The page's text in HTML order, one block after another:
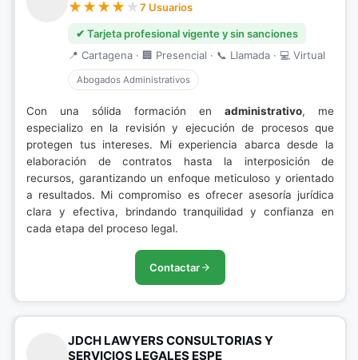
7 Usuarios
✔ Tarjeta profesional vigente y sin sanciones
📍 Cartagena · 🏢 Presencial · 📞 Llamada · 💻 Virtual
Abogados Administrativos
Con una sólida formación en administrativo, me
especializo en la revisión y ejecución de procesos que
protegen tus intereses. Mi experiencia abarca desde la
elaboración de contratos hasta la interposición de
recursos, garantizando un enfoque meticuloso y orientado
a resultados. Mi compromiso es ofrecer asesoría jurídica
clara y efectiva, brindando tranquilidad y confianza en
cada etapa del proceso legal.
Contactar
JDCH LAWYERS CONSULTORIAS Y
SERVICIOS LEGALES ESPE